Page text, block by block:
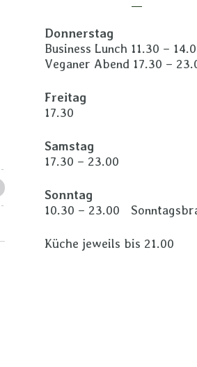
Donnerstag
Business Lunch 11.30 –
Veganer Abend 17.30 –
Freitag
17.30
Samstag
17.30 – 23.00
Sonntag
10.30 – 23.00
Küche jeweils bis 21.00